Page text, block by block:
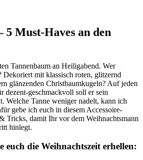
5 Must-Haves an den
Tannenbaum an Heiligabend. Wer
Dekoriert mit klassisch roten, glitzernd
glänzenden Christbaumkugeln? Auf jeden
dezent-geschmackvoll soll er sein
Welche Tanne weniger nadelt, kann ich
gebe ich euch in diesem Accessoire-
Tricks, damit Ihr vor dem Weihnachtsmann
hinlegt.
euch die Weihnachtszeit erhellen: